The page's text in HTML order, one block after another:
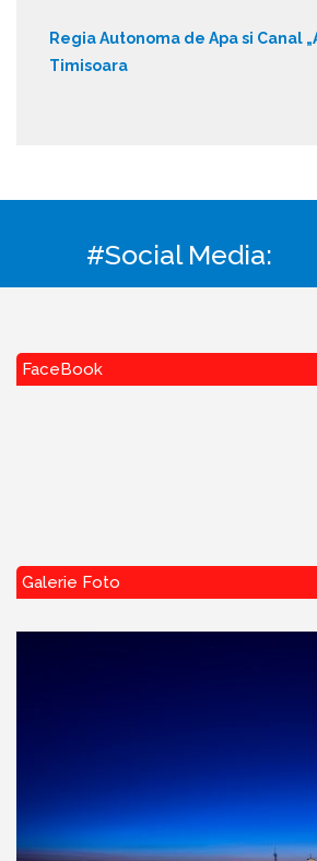
Regia Autonoma de Apa si Canal
Timisoara
#Social Media:
FaceBook
Galerie Foto